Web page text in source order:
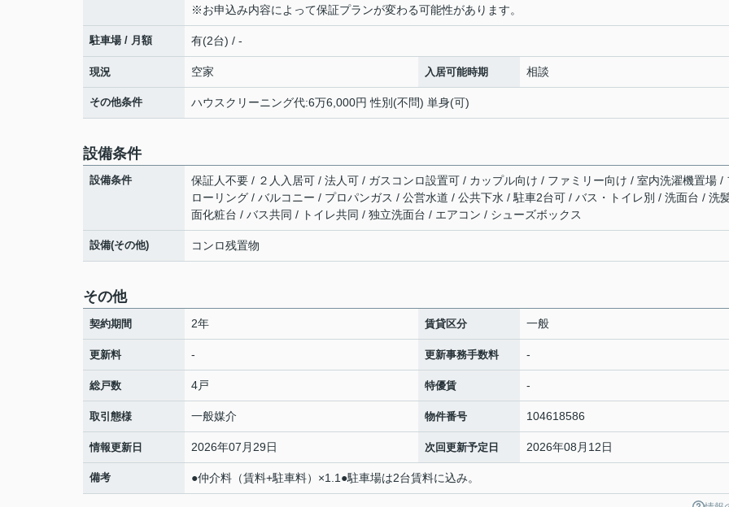
※お申込み内容によって保証プランが変わる可能性があります。
駐車場 / 月額 有(2台) / -
現況 空家 入居可能時期 相談
その他条件 ハウスクリーニング代:6万6,000円 性別(不問) 単身(可)
設備条件
設備条件
保証人不要 / ２人入居可 / 法人可 / ガスコンロ設置可 / カップル向け / ファミリー向け / 室内洗濯機置場 /
ローリング / バルコニー / プロパンガス / 公営水道 / 公共下水 / 駐車2台可 / バス・トイレ別 / 洗面台 / 洗
面化粧台 / バス共同 / トイレ共同 / 独立洗面台 / エアコン / シューズボックス
設備(その他) コンロ残置物
その他
契約期間 2年 賃貸区分 一般
更新料 - 更新事務手数料 -
総戸数 4戸 特優賃 -
取引態様 一般媒介 物件番号 104618586
情報更新日 2026年07月29日 次回更新予定日 2026年08月12日
備考 ●仲介料（賃料+駐車料）×1.1●駐車場は2台賃料に込み。